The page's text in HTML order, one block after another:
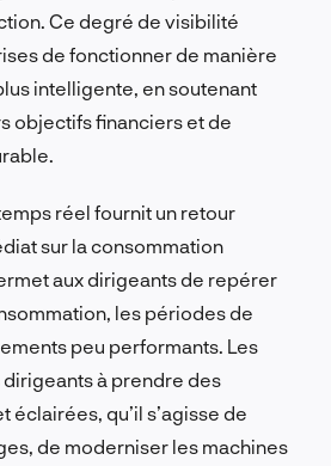
Ce degré de visibilité
de fonctionner de manière
intelligente, en soutenant
objectifs financiers et de
réel fournit un retour
sur la consommation
aux dirigeants de repérer
les périodes de
peu performants. Les
à prendre des
éclairées, qu’il s’agisse de
de moderniser les machines